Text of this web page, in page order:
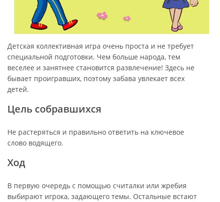
Детская коллективная игра очень проста и не требует
специальной подготовки. Чем больше народа, тем
веселее и занятнее становится развлечение! Здесь не
бывает проигравших, поэтому забава увлекает всех
детей.
Цель собравшихся
Не растеряться и правильно ответить на ключевое
слово водящего.
Ход
В первую очередь с помощью считалки или жребия
выбирают игрока, задающего темы. Остальные встают